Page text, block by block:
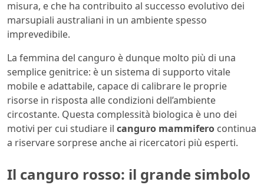
misura, e che ha contribuito al successo evolutivo dei
marsupiali australiani in un ambiente spesso
imprevedibile.
La femmina del canguro è dunque molto più di una
semplice genitrice: è un sistema di supporto vitale
mobile e adattabile, capace di calibrare le proprie
risorse in risposta alle condizioni dell’ambiente
circostante. Questa complessità biologica è uno dei
motivi per cui studiare il canguro mammifero continua
a riservare sorprese anche ai ricercatori più esperti.
Il canguro rosso: il grande simbolo